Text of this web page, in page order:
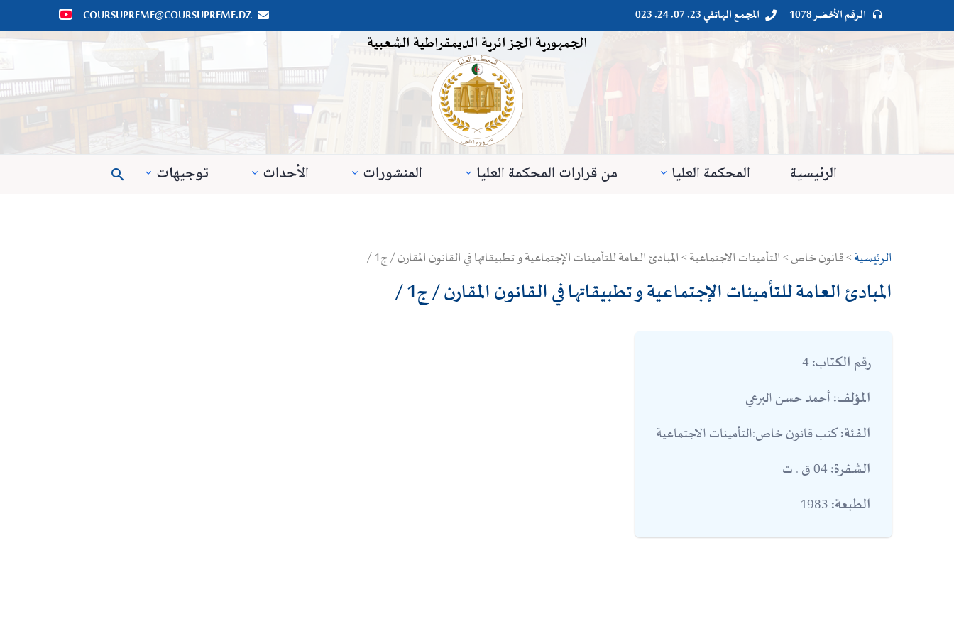

 الرقم الأخضر 1078 
 المجمع الهاتفي 23. 07. 24. 023 

COURSUPREME@COURSUPREME.DZ
الجمهورية الجزائرية الديمقراطية الشعبية
الرئيسية المحكمة العليا من قرارات المحكمة العليا المنشورات الأحداث توجيهات 
الرئيسية> قانون خاص > التأمينات الاجتماعية > المبادئ العامة للتأمينات الإجتماعية و تطبيقاتها في القانون المقارن / ج1 /
المبادئ العامة للتأمينات الإجتماعية و تطبيقاتها في القانون المقارن / ج1 /
رقم الكتاب:
المؤلف:أحمد حسن البرعي
الفئة:كتب قانون خاص:التأمينات الاجتماعية
الشفرة:
الطبعة: